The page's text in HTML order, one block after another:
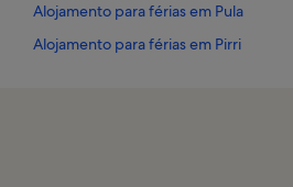
Alojamento para férias em Pula
Alojamento para férias em Pirri